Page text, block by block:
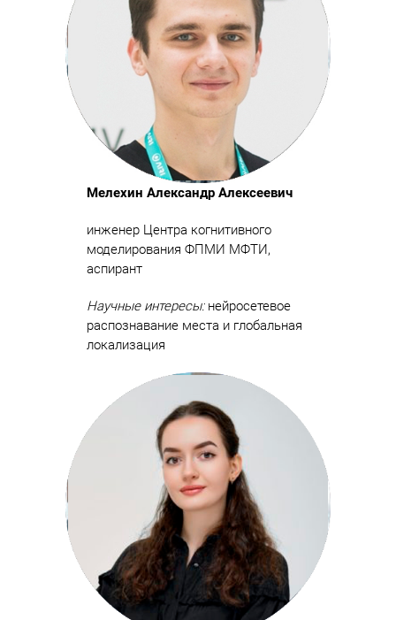
Мелехин Александр Алексеевич
инженер Центра когнитивного
моделирования ФПМИ МФТИ,
аспирант
Научные интересы: нейросетевое
распознавание места и глобальная
локализация